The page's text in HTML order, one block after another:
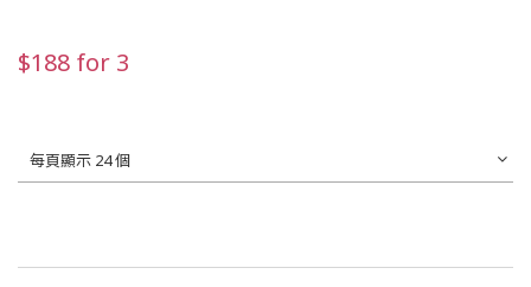
$188 for 3
每頁顯示 24 個